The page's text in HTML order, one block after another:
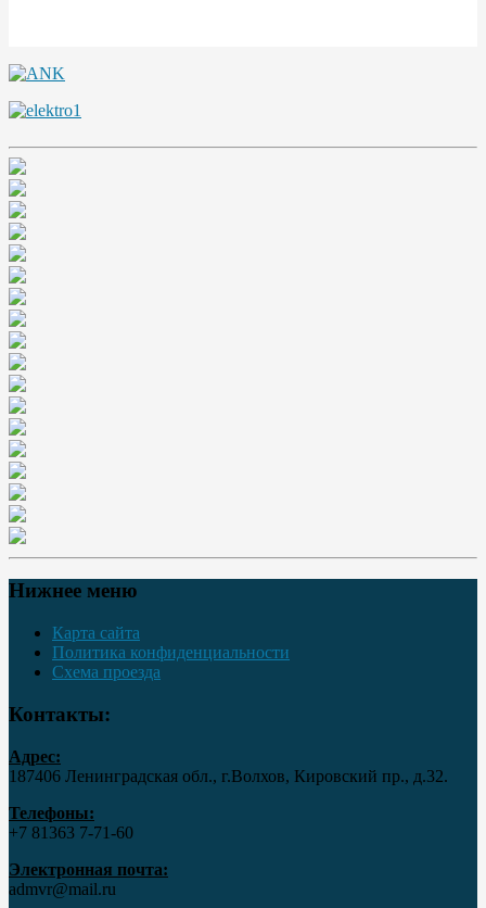
Нижнее меню
Карта сайта
Политика конфиденциальности
Схема проезда
Контакты:
Адрес:
187406 Ленинградская обл., г.Волхов, Кировский пр., д.32.
Телефоны:
+7 81363 7‑71-60
Электронная почта:
admvr@mail.ru